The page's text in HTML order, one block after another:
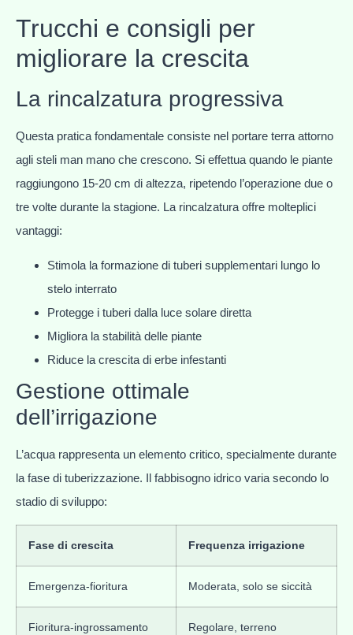
Trucchi e consigli per
migliorare la crescita
La rincalzatura progressiva
Questa pratica fondamentale consiste nel portare terra attorno
agli steli man mano che crescono. Si effettua quando le piante
raggiungono 15-20 cm di altezza, ripetendo l’operazione due o
tre volte durante la stagione. La rincalzatura offre molteplici
vantaggi:
Stimola la formazione di tuberi supplementari lungo lo
stelo interrato
Protegge i tuberi dalla luce solare diretta
Migliora la stabilità delle piante
Riduce la crescita di erbe infestanti
Gestione ottimale
dell’irrigazione
L’acqua rappresenta un elemento critico, specialmente durante
la fase di tuberizzazione. Il fabbisogno idrico varia secondo lo
stadio di sviluppo:
Fase di crescita Frequenza irrigazione
Emergenza-fioritura Moderata, solo se siccità
Fioritura-ingrossamento
Regolare, terreno